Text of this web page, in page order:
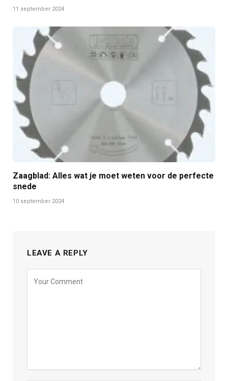
11 september 2024
Zaagblad: Alles wat je moet weten voor de perfecte
snede
10 september 2024
LEAVE A REPLY